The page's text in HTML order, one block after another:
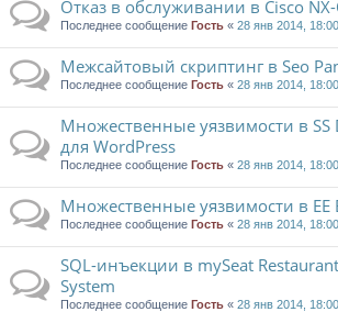
Отказ в обслуживании в Cisco NX-
Последнее сообщение Гость « 28 янв 2014, 18:00
Межсайтовый скриптинг в Seo
Последнее сообщение Гость « 28 янв 2014, 18:00
Множественные уязвимости в SS
для WordPress
Последнее сообщение Гость « 28 янв 2014, 18:00
Множественные уязвимости в EE
Последнее сообщение Гость « 28 янв 2014, 18:00
SQL-инъекции в mySeat
System
Последнее сообщение Гость « 28 янв 2014, 18:00